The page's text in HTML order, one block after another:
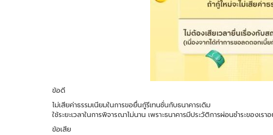
ข้อดี
ไม่เสียค่าธรรมเนียมในการขอยื่นกู้รีเทนชั่นกับธนาคารเดิม
ใช้ระยะเวลาในการพิจารณาไม่นาน เพราะธนาคารมีประวัติการผ่อนชำระของเ
ข้อเสีย